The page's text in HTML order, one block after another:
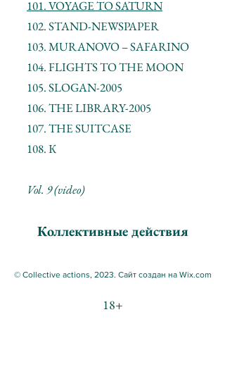
101. VOYAGE TO SATURN
102. STAND-NEWSPAPER
103. MURANOVO – SAFARINO
104. FLIGHTS TO THE MOON
105. SLOGAN-2005
106. THE LIBRARY-2005
107. THE SUITCASE
108. К
Vol. 9 (video)
Коллективные действия
© Collective actions, 2023. Сайт создан на Wix.com
18+